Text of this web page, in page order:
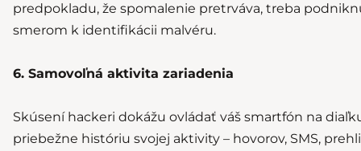
predpokladu, že spomalenie pretrváva, treba
smerom k identifikácii malvéru.
6. Samovoľná aktivita zariadenia
Skúsení hackeri dokážu ovládať váš smartfón na
priebežne históriu svojej aktivity – hovorov, SMS,